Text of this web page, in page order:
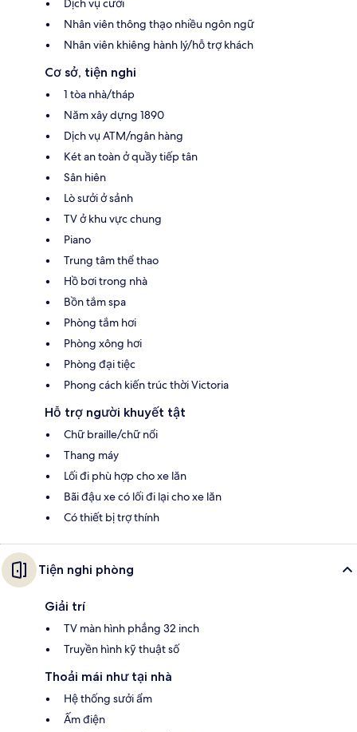
Dịch vụ cưới
Nhân viên thông thạo nhiều ngôn ngữ
Nhân viên khiêng hành lý/hỗ trợ khách
Cơ sở, tiện nghi
1 tòa nhà/tháp
Năm xây dựng 1890
Dịch vụ ATM/ngân hàng
Két an toàn ở quầy tiếp tân
Sân hiên
Lò sưởi ở sảnh
TV ở khu vực chung
Piano
Trung tâm thể thao
Hồ bơi trong nhà
Bồn tắm spa
Phòng tắm hơi
Phòng xông hơi
Phòng đại tiệc
Phong cách kiến trúc thời Victoria
Hỗ trợ người khuyết tật
Chữ braille/chữ nổi
Thang máy
Lối đi phù hợp cho xe lăn
Bãi đậu xe có lối đi lại cho xe lăn
Có thiết bị trợ thính
Tiện nghi phòng
Giải trí
TV màn hình phẳng 32 inch
Truyền hình kỹ thuật số
Thoải mái như tại nhà
Hệ thống sưởi ẩm
Ấm điện